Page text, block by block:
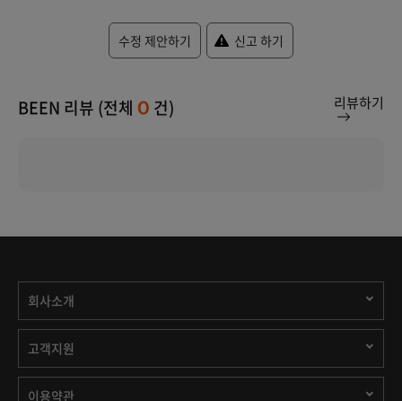
수정 제안하기 신고 하기
BEEN 리뷰 (전체 0 건) 리뷰하기
회사소개
고객지원
이용약관